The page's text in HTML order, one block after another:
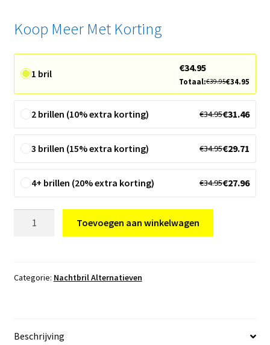
Koop Meer Met Korting
1 bril €34.95
Totaal:€39.95€34.95
2 brillen (10% extra korting) €34.95€31.46
3 brillen (15% extra korting) €34.95€29.71
4+ brillen (20% extra korting) €34.95€27.96
Toevoegen aan winkelwagen
Categorie: Nachtbril Alternatieven
Beschrijving